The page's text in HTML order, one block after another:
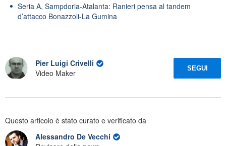
Seria A, Sampdoria-Atalanta: Ranieri pensa al tandem
d’attacco Bonazzoli-La Gumina
Pier Luigi Crivelli
Video Maker
SEGUI
Questo articolo è stato curato e verificato da
Alessandro De Vecchi